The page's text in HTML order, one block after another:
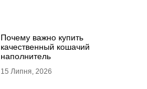
Почему важно купить
качественный кошачий
наполнитель
15 Липня, 2026